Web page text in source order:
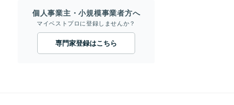
個人事業主・小規模事業者方へ
マイベストプロに登録しませんか？
専門家登録はこちら